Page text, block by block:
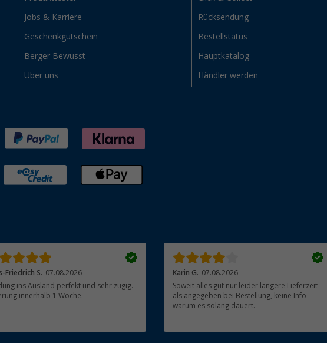
Jobs & Karriere
Geschenkgutschein
Berger Bewusst
Über uns
Rücksendung
Bestellstatus
Hauptkatalog
Händler werden
Friedrich S. 07.08.2026
ins Ausland perfekt und sehr zügig.
innerhalb 1 Woche.
Karin G. 07.08.2026
Soweit alles gut nur leider längere Lieferzeit
als angegeben bei Bestellung, keine Info
warum es solang dauert.